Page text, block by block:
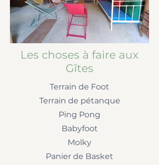
Les choses à faire aux
Gîtes
Terrain de Foot
Terrain de pétanque
Ping Pong
Babyfoot
Molky
Panier de Basket